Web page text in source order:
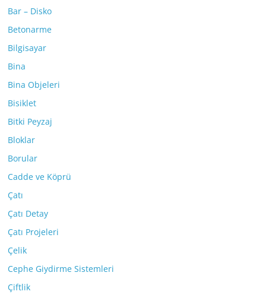
Bar – Disko
Betonarme
Bilgisayar
Bina
Bina Objeleri
Bisiklet
Bitki Peyzaj
Bloklar
Borular
Cadde ve Köprü
Çatı
Çatı Detay
Çatı Projeleri
Çelik
Cephe Giydirme Sistemleri
Çiftlik